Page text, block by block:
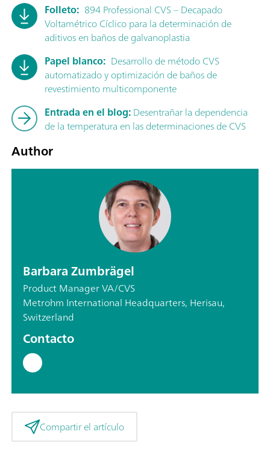
Folleto: 894 Professional CVS – Decapado
Voltamétrico Cíclico para la determinación de
aditivos en baños de galvanoplastia
Papel blanco: Desarrollo de método CVS
automatizado y optimización de baños de
revestimiento multicomponente
Entrada en el blog:Desentrañar la dependencia
de la temperatura en las determinaciones de CVS
Author
Barbara Zumbrägel
Product Manager VA/CVS
Metrohm International Headquarters, Herisau,
Switzerland
Contacto
Compartir el artículo